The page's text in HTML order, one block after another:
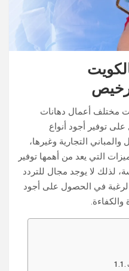
مختلف أعمال دهانات
على توفير أجود أنواع
التجارية وغيرها،
التي يعد من أهمها توفير
لذلك لا يوجد مجال للتردد
في الحصول على أجود
والكفاءة.